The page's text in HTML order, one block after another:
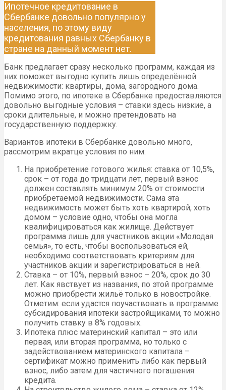
Ипотечное кредитование в
Сбербанке довольно популярно у
населения, по этому виду
кредитования равных Сбербанку в
стране на данный момент нет.
Банк предлагает сразу несколько программ, каждая из
них поможет выгодно купить лишь определённой
недвижимости: квартиры, дома, загородного дома.
Помимо этого, по ипотеке в Сбербанке предоставляются
довольно выгодные условия – ставки здесь низкие, а
сроки длительные, и можно претендовать на
государственную поддержку.
Вариантов ипотеки в Сбербанке довольно много,
рассмотрим вкратце условия по ним:
На приобретение готового жилья: ставка от 10,5%,
срок – от года до тридцати лет, первый взнос
должен составлять минимум 20% от стоимости
приобретаемой недвижимости. Сама эта
недвижимость может быть хоть квартирой, хоть
домом – условие одно, чтобы она могла
квалифицироваться как жилище. Действует
программа лишь для участников акции «Молодая
семья», то есть, чтобы воспользоваться ей,
необходимо соответствовать критериям для
участников акции и зарегистрироваться в ней.
Ставка – от 10%, первый взнос – 20%, срок до 30
лет. Как явствует из названия, по этой программе
можно приобрести жильё только в новостройке.
Отметим: если удастся поучаствовать в программе
субсидирования ипотеки застройщиками, то можно
получить ставку в 8% годовых.
Ипотека плюс материнский капитал – это или
первая, или вторая программа, но только с
задействованием материнского капитала –
сертификат можно применить либо как первый
взнос, либо затем для частичного погашения
кредита.